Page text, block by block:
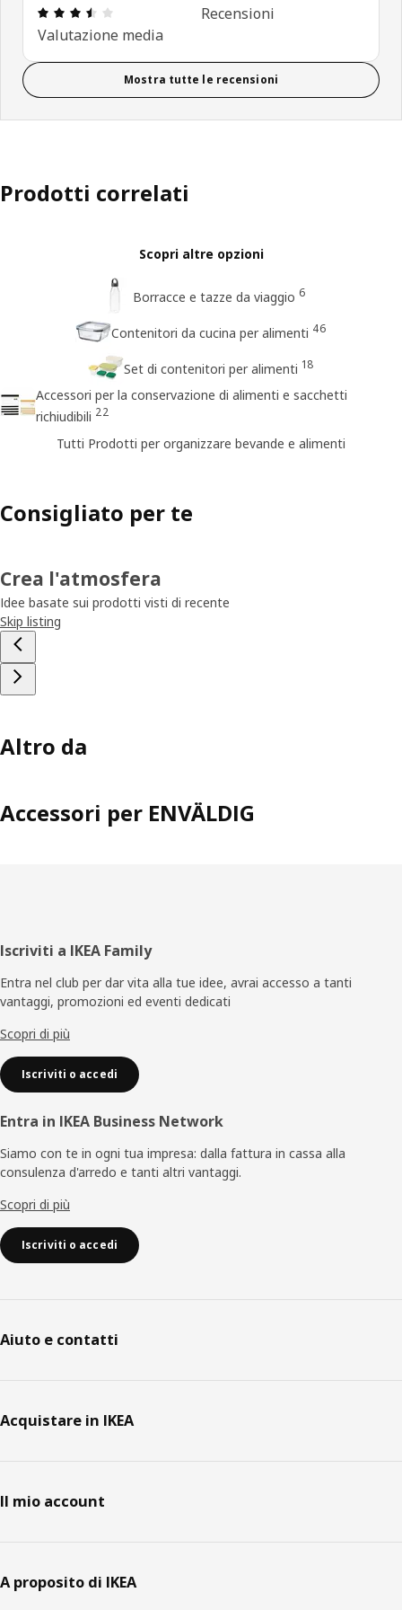
Recensione: 3.5 di 5 stelle. Recensioni totali: 34
Valutazione media
Recensioni
Mostra tutte le recensioni
Prodotti correlati
Scopri altre opzioni
Borracce e tazze da viaggio 6
Contenitori da cucina per alimenti 46
Set di contenitori per alimenti 18
Accessori per la conservazione di alimenti e sacchetti
richiudibili 22
Tutti Prodotti per organizzare bevande e alimenti
Consigliato per te
Crea l'atmosfera
Idee basate sui prodotti visti di recente
Skip listing
Altro da
Accessori per ENVÄLDIG
Piè
di
pagina
Iscriviti a IKEA Family
Entra nel club per dar vita alla tue idee, avrai accesso a tanti
vantaggi, promozioni ed eventi dedicati
Scopri di più
Iscriviti o accedi
Entra in IKEA Business Network
Siamo con te in ogni tua impresa: dalla fattura in cassa alla
consulenza d'arredo e tanti altri vantaggi.
Scopri di più
Iscriviti o accedi
Aiuto e contatti
Acquistare in IKEA
Il mio account
A proposito di IKEA